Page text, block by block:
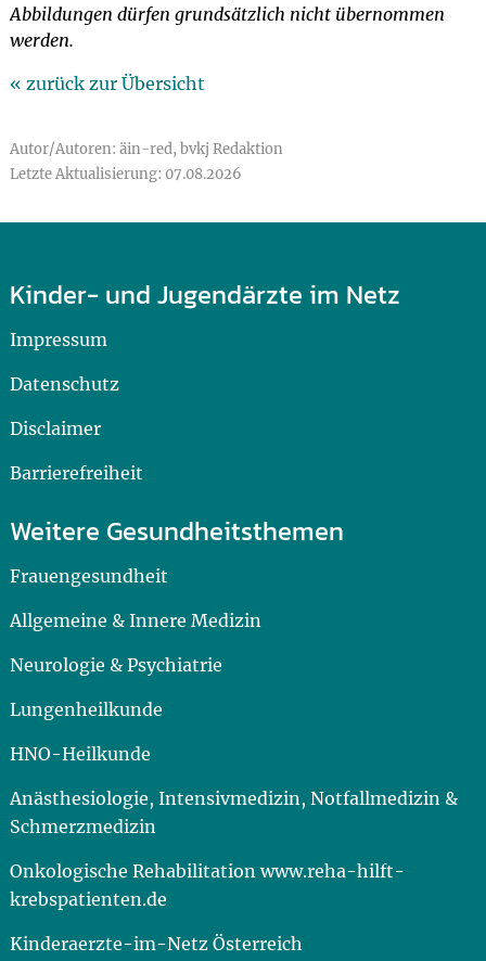
Abbildungen dürfen grundsätzlich nicht übernommen
werden.
« zurück zur Übersicht
Autor/Autoren: äin-red, bvkj Redaktion
Letzte Aktualisierung: 07.08.2026
Kinder- und Jugendärzte im Netz
Impressum
Datenschutz
Disclaimer
Barrierefreiheit
Weitere Gesundheitsthemen
Frauengesundheit
Allgemeine & Innere Medizin
Neurologie & Psychiatrie
Lungenheilkunde
HNO-Heilkunde
Anästhesiologie, Intensivmedizin, Notfallmedizin &
Schmerzmedizin
Onkologische Rehabilitation www.reha-hilft-
krebspatienten.de
Kinderaerzte-im-Netz Österreich